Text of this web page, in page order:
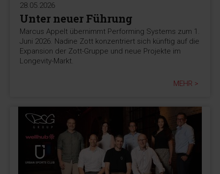
28.05.2026
Unter neuer Führung
Marcus Appelt übernimmt Performing Systems zum 1.
Juni 2026. Nadine Zott konzentriert sich künftig auf die
Expansion der Zott-Gruppe und neue Projekte im
Longevity-Markt.
MEHR >